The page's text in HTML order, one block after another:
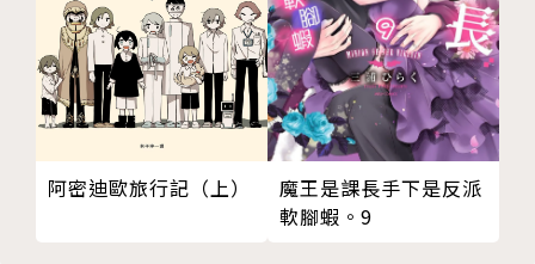
阿密迪歐旅行記（上）
魔王是課長手下是反派
軟腳蝦。9